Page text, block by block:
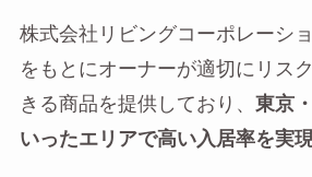
株式会社リビングコーポレーシ
をもとにオーナーが適切にリス
きる商品を提供しており、 東京
いったエリアで高い入居率を実